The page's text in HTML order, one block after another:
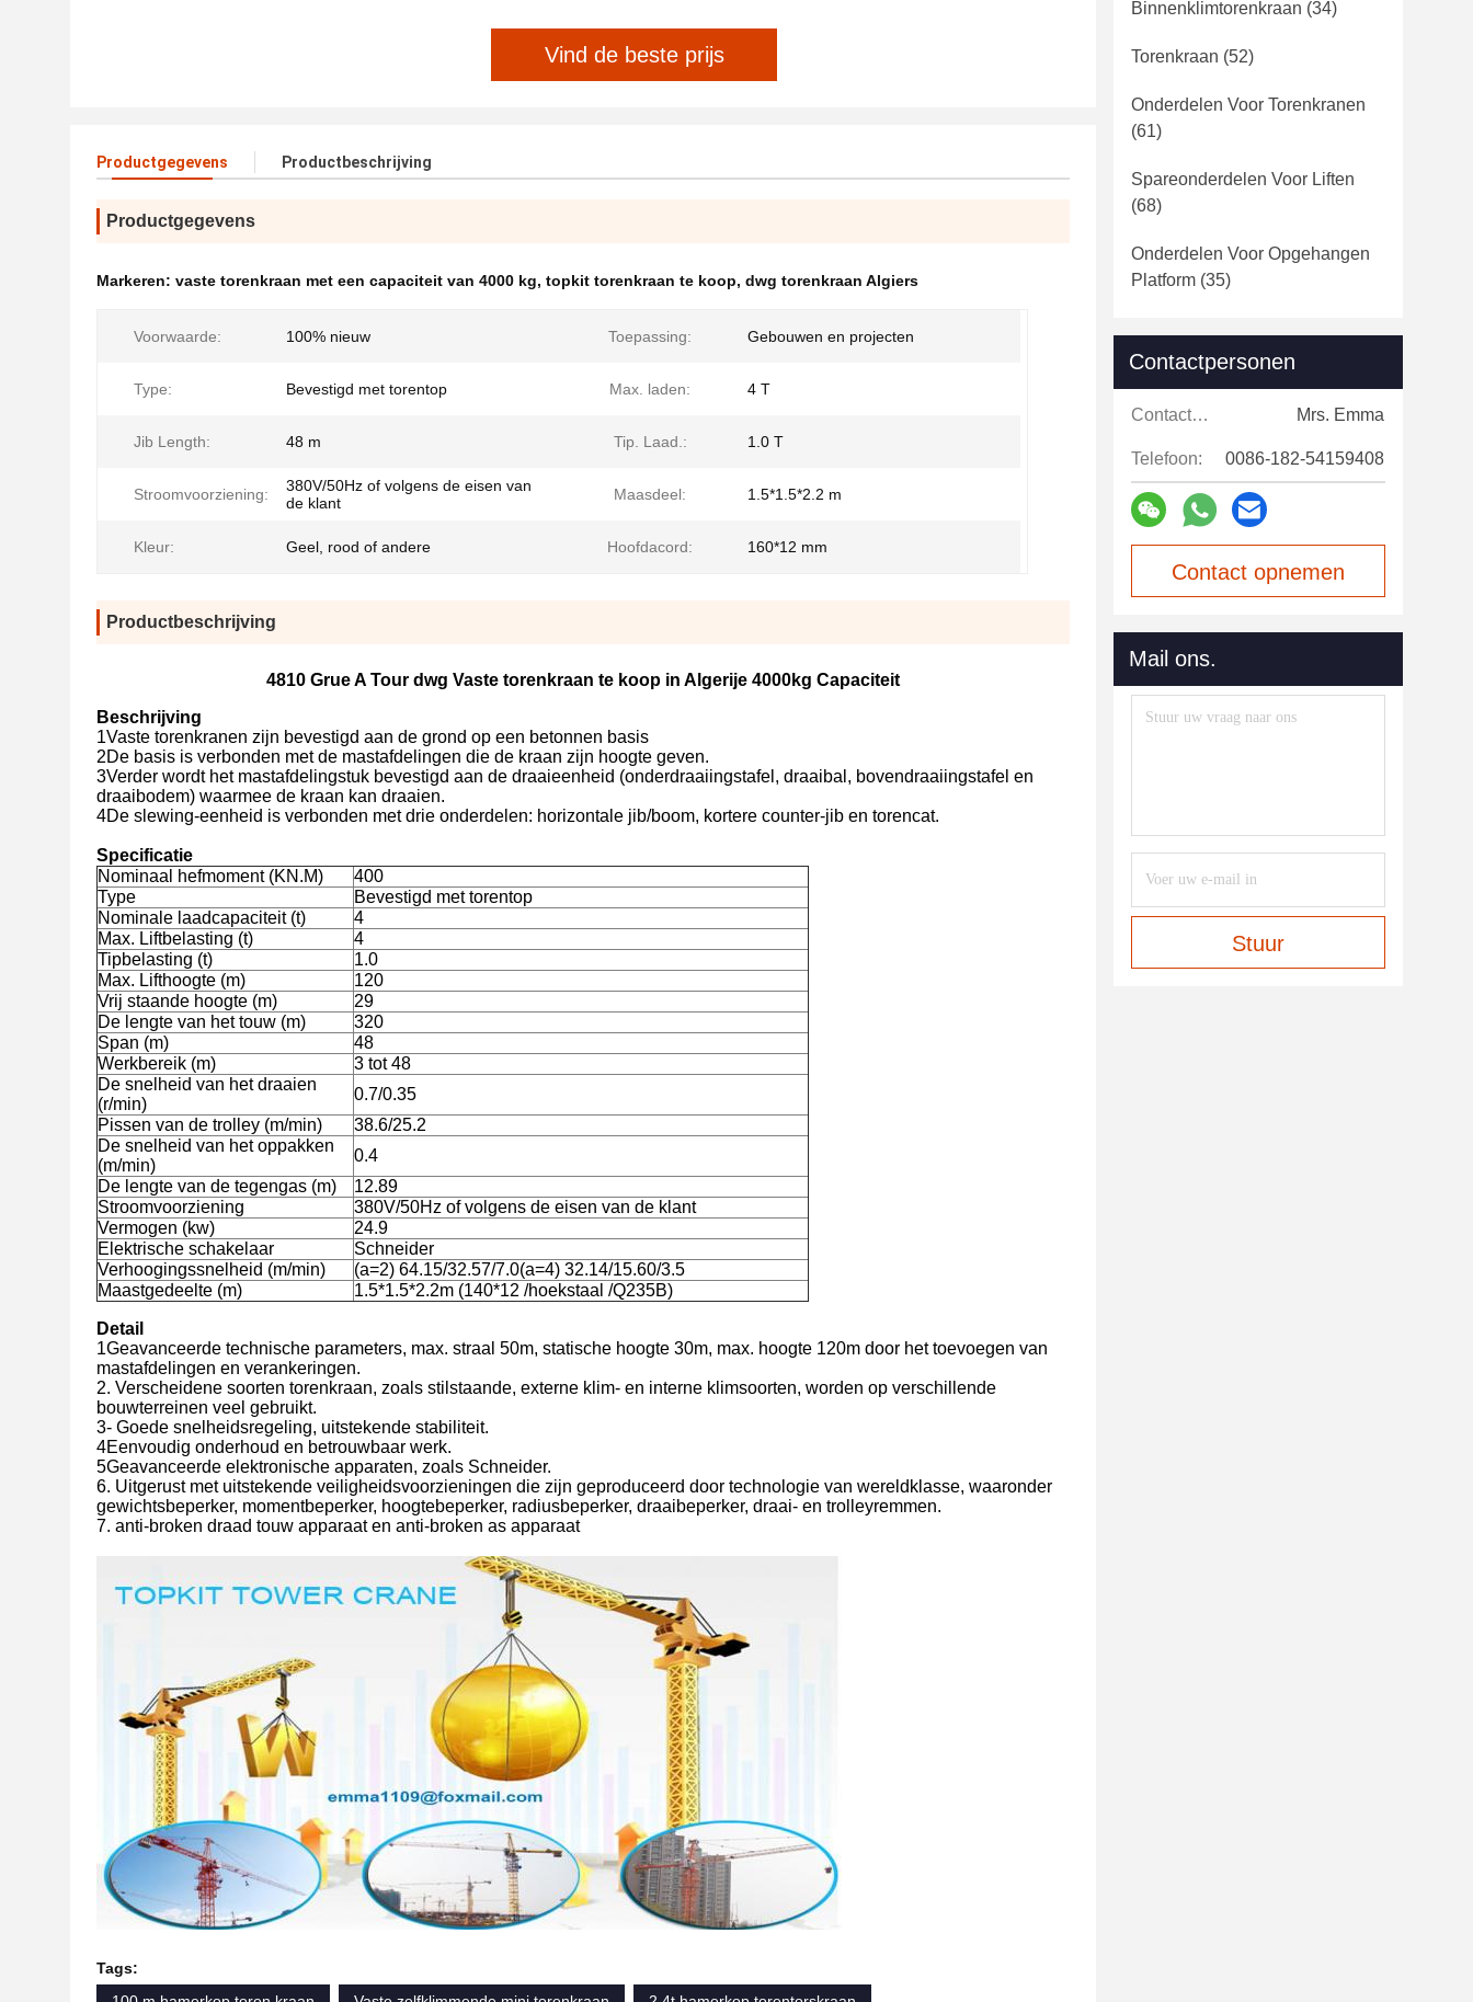
Vind de beste prijs
Productgegevens Productbeschrijving
Productgegevens
Markeren: vaste torenkraan met een capaciteit van 4000 kg, topkit torenkraan te koop, dwg torenkraan Algiers
Voorwaarde: 100% nieuw Toepassing: Gebouwen en projecten
Type: Bevestigd met torentop Max. laden: 4 T
Jib Length: 48 m Tip. Laad.: 1.0 T
Stroomvoorziening:
380V/50Hz of volgens de eisen van
de klant
Maasdeel: 1.5*1.5*2.2 m
Kleur: Geel, rood of andere Hoofdacord: 160*12 mm
Productbeschrijving
4810 Grue A Tour dwg Vaste torenkraan te koop in Algerije 4000kg Capaciteit
Beschrijving
1Vaste torenkranen zijn bevestigd aan de grond op een betonnen basis
2De basis is verbonden met de mastafdelingen die de kraan zijn hoogte geven.
3Verder wordt het mastafdelingstuk bevestigd aan de draaieenheid (onderdraaiingstafel, draaibal, bovendraaiingstafel en
draaibodem) waarmee de kraan kan draaien.
4De slewing-eenheid is verbonden met drie onderdelen: horizontale jib/boom, kortere counter-jib en torencat.
Specificatie
Nominaal hefmoment (KN.M)
400
Type
Bevestigd met torentop
Nominale laadcapaciteit (t)
4
Max. Liftbelasting (t)
4
Tipbelasting (t)
1.0
Max. Lifthoogte (m)
120
Vrij staande hoogte (m)
29
De lengte van het touw (m)
320
Span (m)
48
Werkbereik (m)
3 tot 48
De snelheid van het draaien
(r/min)
0.7/0.35
Pissen van de trolley (m/min)
38.6/25.2
De snelheid van het oppakken
(m/min)
0.4
De lengte van de tegengas (m)
12.89
Stroomvoorziening
380V/50Hz of volgens de eisen van de klant
Vermogen (kw)
24.9
Elektrische schakelaar
Schneider
Verhoogingssnelheid (m/min)
(a=2) 64.15/32.57/7.0(a=4) 32.14/15.60/3.5
Maastgedeelte (m)
1.5*1.5*2.2m (140*12 /hoekstaal /Q235B)
Detail
1Geavanceerde technische parameters, max. straal 50m, statische hoogte 30m, max. hoogte 120m door het toevoegen van
mastafdelingen en verankeringen.
2. Verscheidene soorten torenkraan, zoals stilstaande, externe klim- en interne klimsoorten, worden op verschillende
bouwterreinen veel gebruikt.
3- Goede snelheidsregeling, uitstekende stabiliteit.
4Eenvoudig onderhoud en betrouwbaar werk.
5Geavanceerde elektronische apparaten, zoals Schneider.
6. Uitgerust met uitstekende veiligheidsvoorzieningen die zijn geproduceerd door technologie van wereldklasse, waaronder
gewichtsbeperker, momentbeperker, hoogtebeperker, radiusbeperker, draaibeperker, draai- en trolleyremmen.
7. anti-broken draad touw apparaat en anti-broken as apparaat
Tags:
Binnenklimtorenkraan (34)
Torenkraan (52)
Onderdelen Voor Torenkranen
(61)
Spareonderdelen Voor Liften
(68)
Onderdelen Voor Opgehangen
Platform (35)
Contactpersonen
Contactpersonen: Mrs. Emma
Telefoon: 0086-182-54159408
Contact opnemen
Mail ons.
Stuur